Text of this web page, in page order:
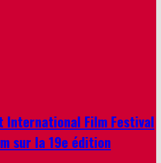
International Film Festival
sur la 19e édition